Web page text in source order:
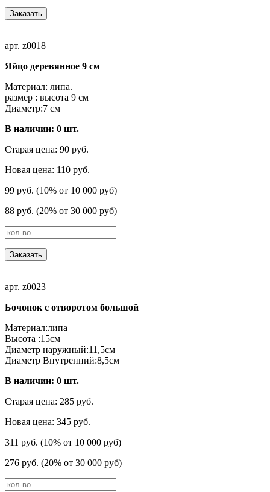
Заказать
арт. z0018
Яйцо деревянное 9 см
Материал: липа.
размер : высота 9 cм
Диаметр:7 см
В наличии: 0 шт.
Старая цена: 90 руб.
Новая цена: 110 руб.
99 руб. (10% от 10 000 руб)
88 руб. (20% от 30 000 руб)
Заказать
арт. z0023
Бочонок с отворотом большой
Материал:липа
Высота :15см
Диаметр наружный:11,5см
Диаметр Внутренний:8,5см
В наличии: 0 шт.
Старая цена: 285 руб.
Новая цена: 345 руб.
311 руб. (10% от 10 000 руб)
276 руб. (20% от 30 000 руб)